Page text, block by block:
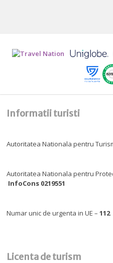
Informatii turisti
Autoritatea Nationala pentru
Autoritatea Nationala pentru
InfoCons 0219551
Numar unic de urgenta in UE –112
Licenta de turism